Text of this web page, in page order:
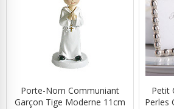
Porte-Nom Communiant
Garçon Tige Moderne 11cm
Petit
Perles